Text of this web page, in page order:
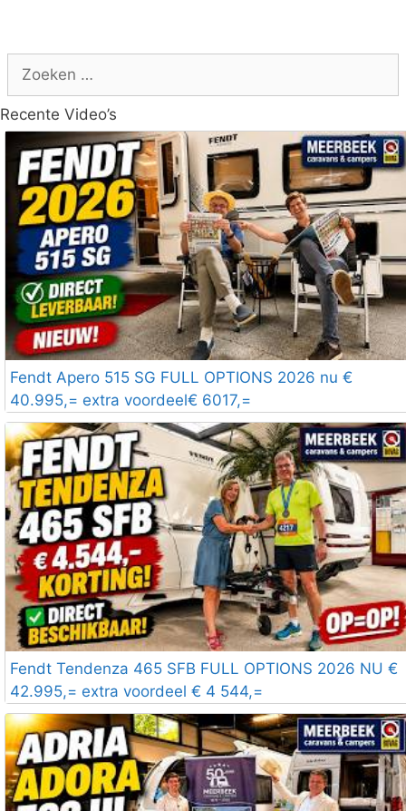
naar:
Recente Video’s
Fendt Apero 515 SG FULL OPTIONS 2026 nu €
40.995,= extra voordeel€ 6017,=
Fendt Tendenza 465 SFB FULL OPTIONS 2026 NU €
42.995,= extra voordeel € 4 544,=